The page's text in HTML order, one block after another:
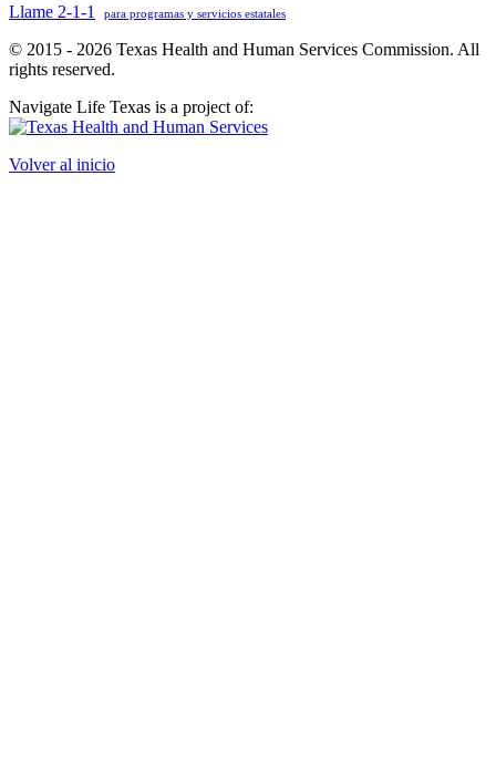
Llame 2-1-1
para programas y servicios estatales
© 2015 - 2026 Texas Health and Human Services Commission. All
rights reserved.
Navigate Life Texas is a project of:
Volver al inicio